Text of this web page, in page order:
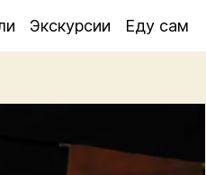
Экскурсии Еду сам